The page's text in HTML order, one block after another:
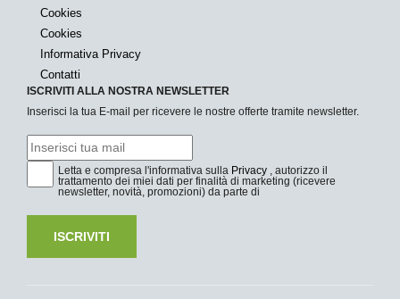
Cookies
Cookies
Informativa Privacy
Contatti
ISCRIVITI ALLA NOSTRA NEWSLETTER
Inserisci la tua E-mail per ricevere le nostre offerte tramite newsletter.
Letta e compresa l'informativa sulla Privacy , autorizzo il
trattamento dei miei dati per finalità di marketing (ricevere
newsletter, novità, promozioni) da parte di
ISCRIVITI